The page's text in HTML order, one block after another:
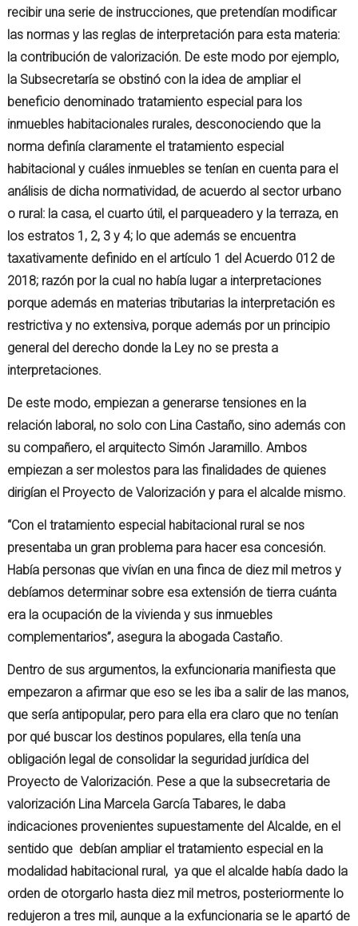
recibir una serie de instrucciones, que pretendían modificar
las normas y las reglas de interpretación para esta materia:
la contribución de valorización. De este modo por ejemplo,
la Subsecretaría se obstinó con la idea de ampliar el
beneficio denominado tratamiento especial para los
inmuebles habitacionales rurales, desconociendo que la
norma definía claramente el tratamiento especial
habitacional y cuáles inmuebles se tenían en cuenta para el
análisis de dicha normatividad, de acuerdo al sector urbano
o rural: la casa, el cuarto útil, el parqueadero y la terraza, en
los estratos 1, 2, 3 y 4; lo que además se encuentra
taxativamente definido en el artículo 1 del Acuerdo 012 de
2018; razón por la cual no había lugar a interpretaciones
porque además en materias tributarias la interpretación es
restrictiva y no extensiva, porque además por un principio
general del derecho donde la Ley no se presta a
interpretaciones.
De este modo, empiezan a generarse tensiones en la
relación laboral, no solo con Lina Castaño, sino además con
su compañero, el arquitecto Simón Jaramillo. Ambos
empiezan a ser molestos para las finalidades de quienes
dirigían el Proyecto de Valorización y para el alcalde mismo.
“Con el tratamiento especial habitacional rural se nos
presentaba un gran problema para hacer esa concesión.
Había personas que vivían en una finca de diez mil metros y
debíamos determinar sobre esa extensión de tierra cuánta
era la ocupación de la vivienda y sus inmuebles
complementarios”, asegura la abogada Castaño.
Dentro de sus argumentos, la exfuncionaria manifiesta que
empezaron a afirmar que eso se les iba a salir de las manos,
que sería antipopular, pero para ella era claro que no tenían
por qué buscar los destinos populares, ella tenía una
obligación legal de consolidar la seguridad jurídica del
Proyecto de Valorización. Pese a que la subsecretaria de
valorización Lina Marcela García Tabares, le daba
indicaciones provenientes supuestamente del Alcalde, en el
sentido que debían ampliar el tratamiento especial en la
modalidad habitacional rural, ya que el alcalde había dado la
orden de otorgarlo hasta diez mil metros, posteriormente lo
redujeron a tres mil, aunque a la exfuncionaria se le apartó de